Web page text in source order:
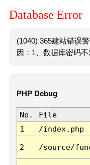
Database Error
(1040) 365建站错误
因：1、数据库密码不
PHP Debug
No. File
1
/index.php
2 /source/